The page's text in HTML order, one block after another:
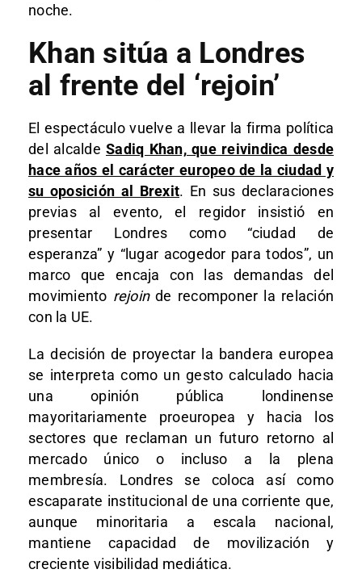
noche.
Khan sitúa a Londres
al frente del ‘rejoin’
El espectáculo vuelve a llevar la firma política
del alcalde Sadiq Khan, que reivindica desde
hace años el carácter europeo de la ciudad y
su oposición al Brexit. En sus declaraciones
previas al evento, el regidor insistió en
presentar Londres como “ciudad de
esperanza” y “lugar acogedor para todos”, un
marco que encaja con las demandas del
movimiento rejoinde recomponer la relación
con la UE.
La decisión de proyectar la bandera europea
se interpreta como un gesto calculado hacia
una opinión pública londinense
mayoritariamente proeuropea y hacia los
sectores que reclaman un futuro retorno al
mercado único o incluso a la plena
membresía. Londres se coloca así como
escaparate institucional de una corriente que,
aunque minoritaria a escala nacional,
mantiene capacidad de movilización y
creciente visibilidad mediática.